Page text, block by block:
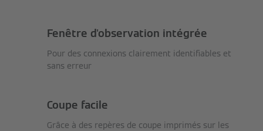
Fenêtre d'observation intégrée
Pour des connexions clairement identifiables et
sans erreur
Coupe facile
Grâce à des repères de coupe imprimés sur les